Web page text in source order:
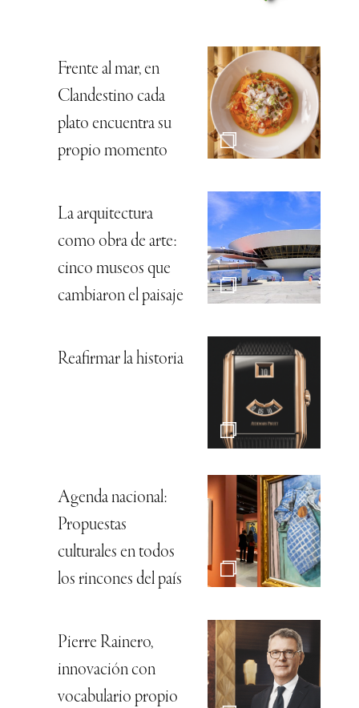
Frente al mar, en
Clandestino cada
plato encuentra su
propio momento
La arquitectura
como obra de arte:
cinco museos que
cambiaron el paisaje
Reafirmar la historia
Agenda nacional:
Propuestas
culturales en todos
los rincones del país
Pierre Rainero,
innovación con
vocabulario propio